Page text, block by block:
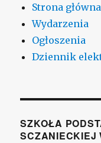
Strona główna
Wydarzenia
Ogłoszenia
Dziennik
SZKOŁA
SCZANIECKIEJ